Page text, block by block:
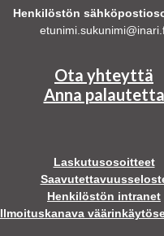
Henkilöstön
Ota yhteyttä
Anna palautetta
Laskutusosoitteet
Henkilöstön intranet
Ilmoituskanava